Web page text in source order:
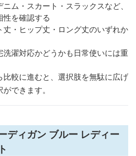
ニム・スカート・スラックスなど、
を確認する
丈・ヒップ丈・ロング丈のいずれか
洗濯対応かどうかも日常使いには重
比較に進むと、選択肢を無駄に広げ
できます。
ディガン ブルー レディー